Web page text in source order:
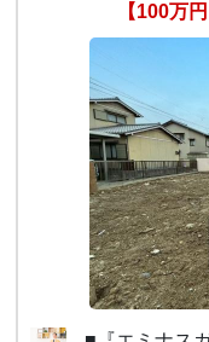
【100万